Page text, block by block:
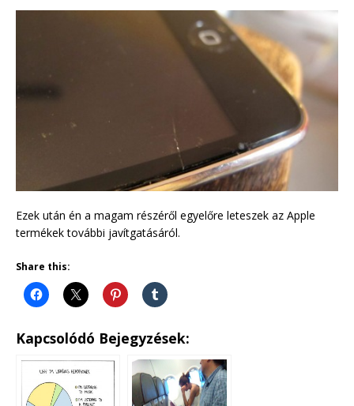
Ezek után én a magam részéről egyelőre leteszek az Apple
termékek további javítgatásáról.
Share this:
Kapcsolódó Bejegyzések: